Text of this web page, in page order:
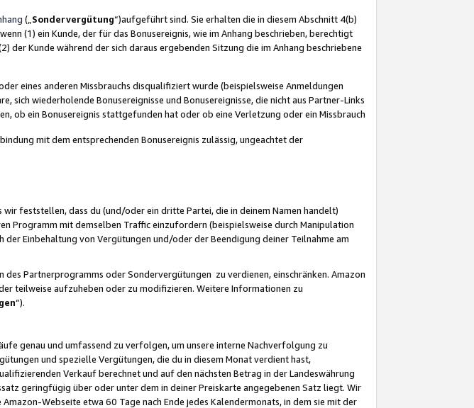
(„ Sondervergütung“)aufgeführt sind. Sie erhalten die in diesem Abschnitt 4(b)
(1) ein Kunde, der für das Bonusereignis, wie im Anhang beschrieben, berechtigt
Kunde während der sich daraus ergebenden Sitzung die im Anhang beschriebene
eines anderen Missbrauchs disqualifiziert wurde (beispielsweise Anmeldungen
wiederholende Bonusereignisse und Bonusereignisse, die nicht aus Partner-Links
ob ein Bonusereignis stattgefunden hat oder ob eine Verletzung oder ein Missbrauch
mit dem entsprechenden Bonusereignis zulässig, ungeachtet der
feststellen, dass du (und/oder ein dritte Partei, die in deinem Namen handelt)
Programm mit demselben Traffic einzufordern (beispielsweise durch Manipulation
Einbehaltung von Vergütungen und/oder der Beendigung deiner Teilnahme am
Partnerprogramms oder Sondervergütungen zu verdienen, einschränken. Amazon
teilweise aufzuheben oder zu modifizieren. Weitere Informationen zu
“).
genau und umfassend zu verfolgen, um unsere interne Nachverfolgung zu
und spezielle Vergütungen, die du in diesem Monat verdient hast,
Verkauf berechnet und auf den nächsten Betrag in der Landeswährung
geringfügig über oder unter dem in deiner Preiskarte angegebenen Satz liegt. Wir
Webseite etwa 60 Tage nach Ende jedes Kalendermonats, in dem sie mit der